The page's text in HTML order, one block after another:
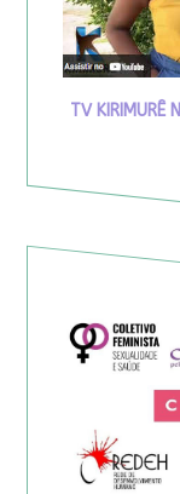
TV KIRIMURÊ